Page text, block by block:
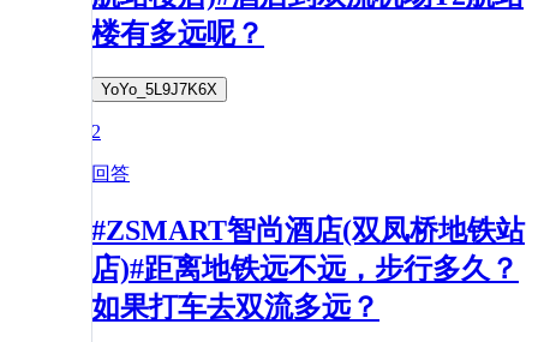
楼有多远呢？
YoYo_5L9J7K6X
2
回答
#ZSMART智尚酒店(双凤桥地铁站
店)#距离地铁远不远，步行多久？
如果打车去双流多远？